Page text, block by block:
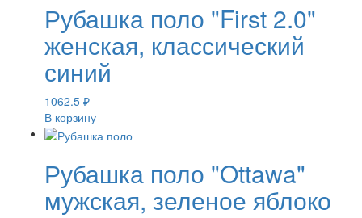
Рубашка поло "First 2.0"
женская, классический
синий
1062.5 ₽
В корзину
Рубашка поло "Ottawa"
мужская, зеленое яблоко